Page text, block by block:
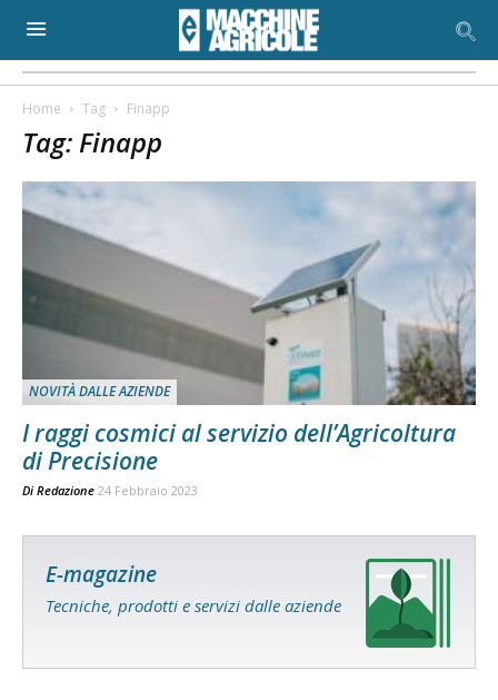
Home Tag Finapp
Tag: Finapp
NOVITÀ DALLE AZIENDE
I raggi cosmici al servizio dell’Agricoltura
di Precisione
Di Redazione 24 Febbraio 2023
E-magazine
Tecniche, prodotti e servizi dalle aziende